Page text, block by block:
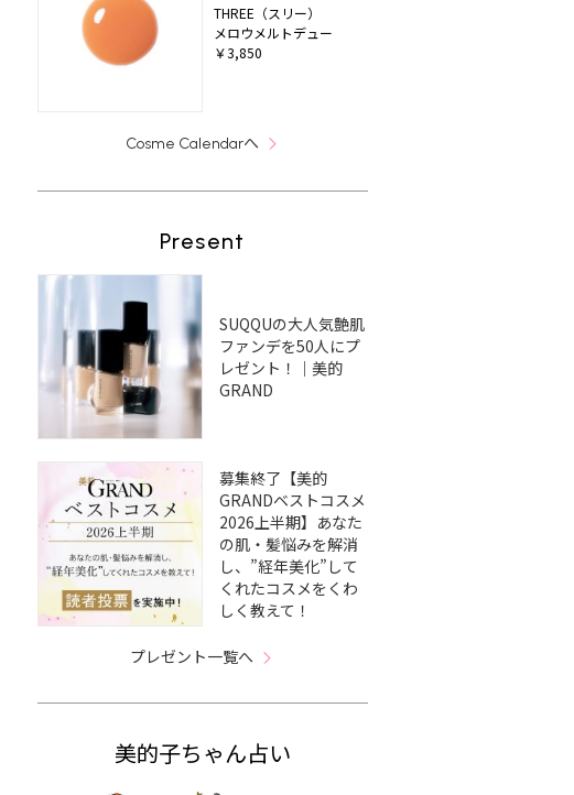
THREE（スリー）
メロウメルトデュー
￥3,850
Cosme Calendarへ
Present
SUQQUの大人気艶肌
ファンデを50人にプ
レゼント！｜美的
GRAND
募集終了【美的
GRANDベストコスメ
2026上半期】あなた
の肌・髪悩みを解消
し、”経年美化”して
くれたコスメをくわ
しく教えて！
プレゼント一覧へ
美的子ちゃん占い